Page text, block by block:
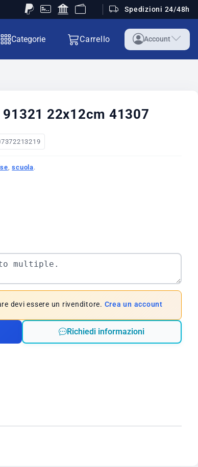
Spedizioni 24/48h
Categorie Carrello Account
91321 22x12cm 41307
,scuola.
devi essere un rivenditore. Crea un account
Richiedi informazioni